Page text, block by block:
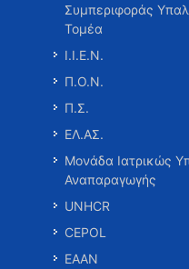
Συμπεριφοράς
Τομέα
Ι.Ι.Ε.Ν.
Π.Ο.Ν.
Π.Σ.
ΕΛ.ΑΣ.
Μονάδα Ιατρικώς
Αναπαραγωγής
UNHCR
CEPOL
ΕΑΑΝ